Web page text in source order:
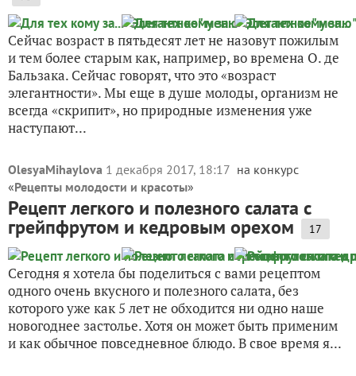
Сейчас возраст в пятьдесят лет не назовут пожилым
и тем более старым как, например, во времена О. де
Бальзака. Сейчас говорят, что это «возраст
элегантности». Мы еще в душе молоды, организм не
всегда «скрипит», но природные изменения уже
наступают...
OlesyaMihaylova 1 декабря 2017, 18:17 на конкурс
«Рецепты молодости и красоты»
Рецепт легкого и полезного салата с
грейпфрутом и кедровым орехом 17
Сегодня я хотела бы поделиться с вами рецептом
одного очень вкусного и полезного салата, без
которого уже как 5 лет не обходится ни одно наше
новогоднее застолье. Хотя он может быть применим
и как обычное повседневное блюдо. В свое время я...